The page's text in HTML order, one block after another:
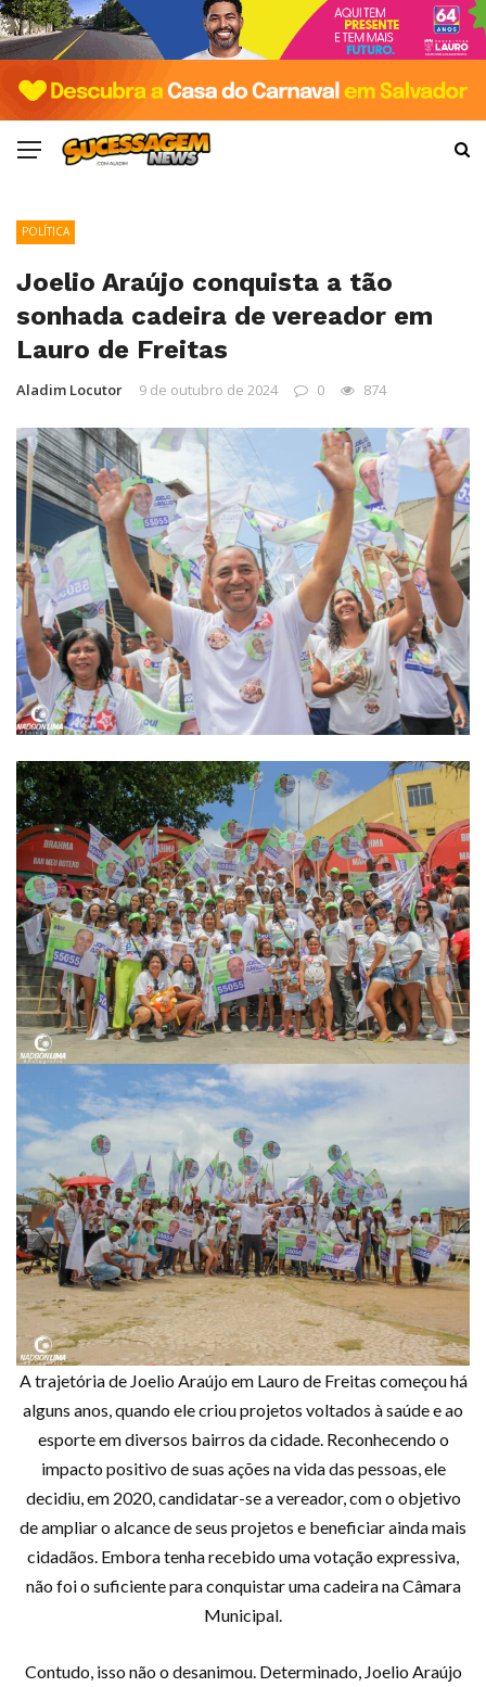
POLÍTICA
Joelio Araújo conquista a tão
sonhada cadeira de vereador em
Lauro de Freitas
Aladim Locutor 9 de outubro de 2024 0 874
A trajetória de Joelio Araújo em Lauro de Freitas começou há
alguns anos, quando ele criou projetos voltados à saúde e ao
esporte em diversos bairros da cidade. Reconhecendo o
impacto positivo de suas ações na vida das pessoas, ele
decidiu, em 2020, candidatar-se a vereador, com o objetivo
de ampliar o alcance de seus projetos e beneficiar ainda mais
cidadãos. Embora tenha recebido uma votação expressiva,
não foi o suficiente para conquistar uma cadeira na Câmara
Municipal.
Contudo, isso não o desanimou. Determinado, Joelio Araújo